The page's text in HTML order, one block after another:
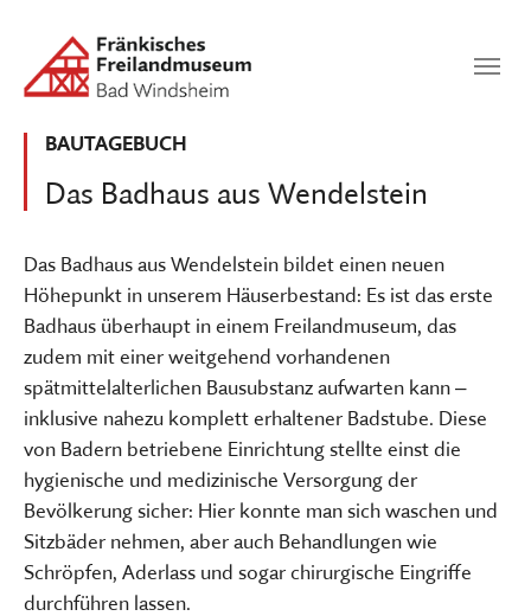
SUCHEN
Das Badhaus aus Wendelstein
BAUTAGEBUCH
Das Badhaus aus Wendelstein bildet einen neuen
Höhepunkt in unserem Häuserbestand: Es ist das erste
Badhaus überhaupt in einem Freilandmuseum, das
zudem mit einer weitgehend vorhandenen
spätmittelalterlichen Bausubstanz aufwarten kann ‒
inklusive nahezu komplett erhaltener Badstube. Diese
von Badern betriebene Einrichtung stellte einst die
hygienische und medizinische Versorgung der
Bevölkerung sicher: Hier konnte man sich waschen und
Sitzbäder nehmen, aber auch Behandlungen wie
Schröpfen, Aderlass und sogar chirurgische Eingriffe
durchführen lassen.